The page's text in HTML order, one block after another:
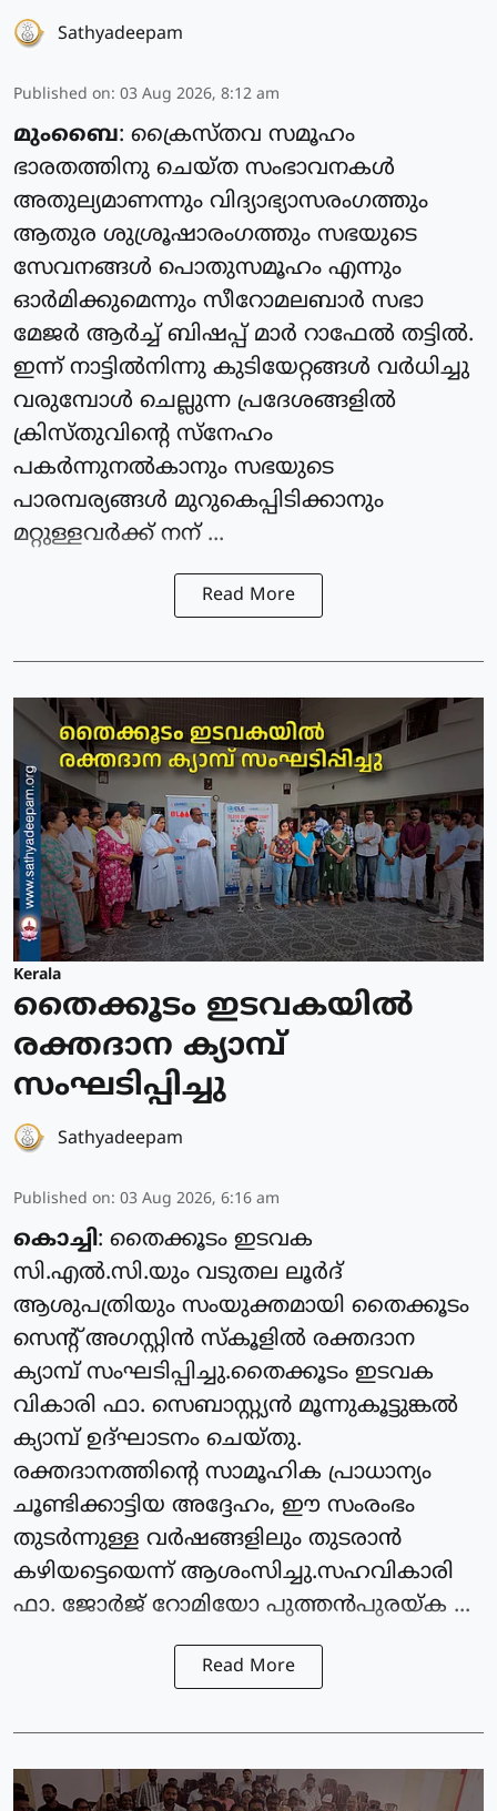
Sathyadeepam
Published on: 03 Aug 2026, 8:12 am
മുംബൈ: ക്രൈസ്‌തവ സമൂഹം
ഭാരതത്തിനു ചെയ്‌ത സംഭാവനകൾ
അതുല്യമാണന്നും വിദ്യാഭ്യാസരംഗത്തും
ആതുര ശുശ്രൂഷാരംഗത്തും സഭയുടെ
സേവനങ്ങൾ പൊതുസമൂഹം എന്നും
ഓർമിക്കുമെന്നും സീറോമലബാർ സഭാ
മേജർ ആർച്ച് ബിഷപ്പ് മാർ റാഫേൽ തട്ടിൽ.
ഇന്ന് നാട്ടിൽനിന്നു കുടിയേറ്റങ്ങൾ വർധിച്ചു
വരുമ്പോൾ ചെല്ലുന്ന പ്രദേശങ്ങളിൽ
ക്രിസ്തു‌വിൻ്റെ സ്നേഹം
പകർന്നുനൽകാനും സഭയുടെ
പാരമ്പര്യങ്ങൾ മുറുകെപ്പിടിക്കാനും
മറ്റുള്ളവർക്ക് നന് ...
Read More
Kerala
തൈക്കൂടം ഇടവകയിൽ
രക്തദാന ക്യാമ്പ്
സംഘടിപ്പിച്ചു
Sathyadeepam
Published on: 03 Aug 2026, 6:16 am
കൊച്ചി: തൈക്കൂടം ഇടവക
സി.എൽ.സി.യും വടുതല ലൂർദ്
ആശുപത്രിയും സംയുക്തമായി തൈക്കൂടം
സെന്റ് അഗസ്റ്റിൻ സ്കൂളിൽ രക്തദാന
ക്യാമ്പ് സംഘടിപ്പിച്ചു.തൈക്കൂടം ഇടവക
വികാരി ഫാ. സെബാസ്റ്റ്യൻ മൂന്നുകൂട്ടുങ്കൽ
ക്യാമ്പ് ഉദ്ഘാടനം ചെയ്തു.
രക്തദാനത്തിന്റെ സാമൂഹിക പ്രാധാന്യം
ചൂണ്ടിക്കാട്ടിയ അദ്ദേഹം, ഈ സംരംഭം
തുടർന്നുള്ള വർഷങ്ങളിലും തുടരാൻ
കഴിയട്ടെയെന്ന് ആശംസിച്ചു.സഹവികാരി
ഫാ. ജോർജ് റോമിയോ പുത്തൻപുരയ്ക ...
Read More